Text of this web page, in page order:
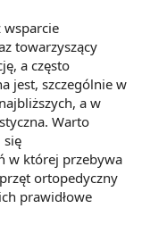
wsparcie
towarzyszący
a często
jest, szczególnie w
a w
Warto
się
w której przebywa
ortopedyczny
prawidłowe